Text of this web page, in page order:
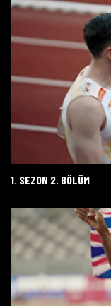
1. SEZON 2. BÖLÜM